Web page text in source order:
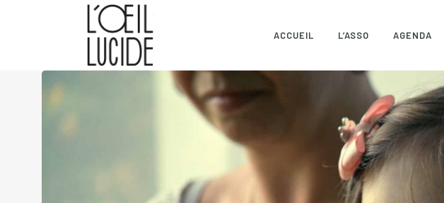
ACCUEIL L’ASSO AGENDA